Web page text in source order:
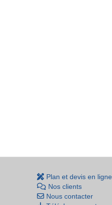
Plan et devis en ligne
Nos clients
Nous contacter